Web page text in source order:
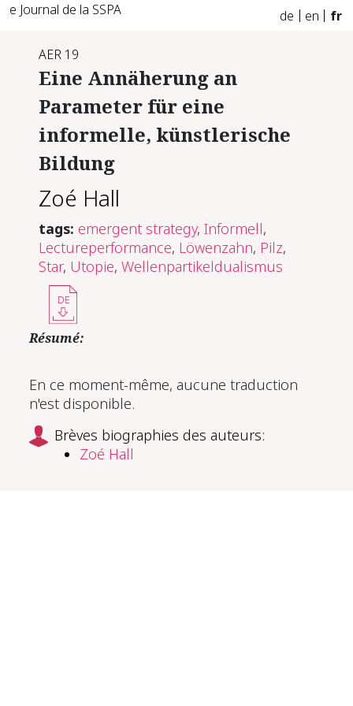
e Journal de la SSPA de en fr
AER 19
Eine Annäherung an
Parameter für eine
informelle, künstlerische
Bildung
Zoé Hall
tags: emergent strategy, Informell,
Lectureperformance, Löwenzahn, Pilz,
Star, Utopie, Wellenpartikeldualismus
DE
Résumé:
En ce moment-même, aucune traduction
n'est disponible.
Brèves biographies des auteurs:
Zoé Hall